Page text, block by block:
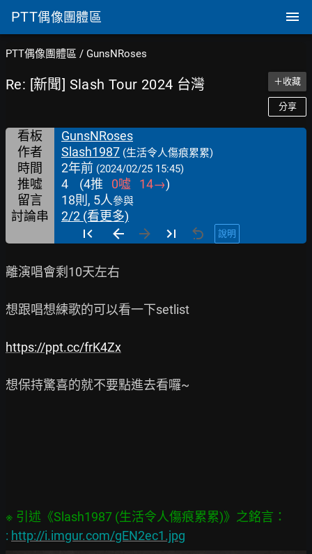
PTT偶像團體區
PTT偶像團體區 / GunsNRoses
Re: [新聞] Slash Tour 2024 台灣 ＋收藏
分享
看板
GunsNRoses
作者
Slash1987 (生活令人傷痕累累)
時間 2年前 (2024/02/25 15:45)
推噓 4 (4推 0噓 14→)
留言
18則, 5人參與
討論串 2/2 (看更多)
說明
離演唱會剩10天左右
想跟唱想練歌的可以看一下setlist
https://ppt.cc/frK4Zx
想保持驚喜的就不要點進去看囉~
: http://i.imgur.com/gEN2ec1.jpg